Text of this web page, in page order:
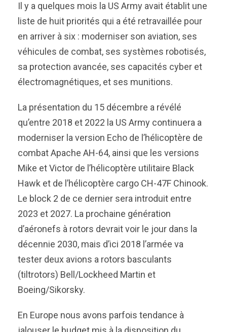
Il y a quelques mois la US Army avait établit une
liste de huit priorités qui a été retravaillée pour
en arriver à six : moderniser son aviation, ses
véhicules de combat, ses systèmes robotisés,
sa protection avancée, ses capacités cyber et
électromagnétiques, et ses munitions.
La présentation du 15 décembre a révélé
qu’entre 2018 et 2022 la US Army continuera a
moderniser la version Echo de l’hélicoptère de
combat Apache AH-64, ainsi que les versions
Mike et Victor de l’hélicoptère utilitaire Black
Hawk et de l’hélicoptère cargo CH-47F Chinook.
Le block 2 de ce dernier sera introduit entre
2023 et 2027. La prochaine génération
d’aéronefs à rotors devrait voir le jour dans la
décennie 2030, mais d’ici 2018 l’armée va
tester deux avions a rotors basculants
(tiltrotors) Bell/Lockheed Martin et
Boeing/Sikorsky.
En Europe nous avons parfois tendance à